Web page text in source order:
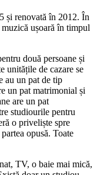
și renovată în 2012. În
ușoară în timpul
două persoane și
unitățile de cazare se
au un pat de tip
un pat matrimonial și
are un pat
studiourile pentru
o priveliște spre
opusă. Toate
TV, o baie mai mică,